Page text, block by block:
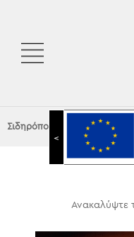
<
Σιδηρόπουλος Α.Ε.|
Ανακαλύψτε